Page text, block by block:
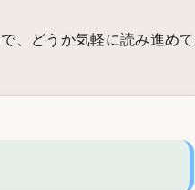
、どうか気軽に読み進め